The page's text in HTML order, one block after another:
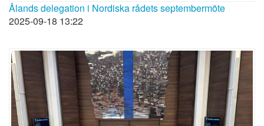
Ålands delegation i Nordiska rådets septembermöte
2025-09-18 13:22